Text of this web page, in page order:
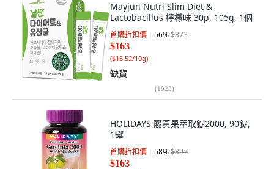
Mayjun Nutri Slim Diet &
Lactobacillus 檸檬味 30p, 105g, 1個
首購折扣價 56%$373
$163
($15.52/10g)
缺貨
(1823)
HOLIDAYS 藤黃果萃取錠2000, 90錠,
1罐
首購折扣價 58%$397
$163